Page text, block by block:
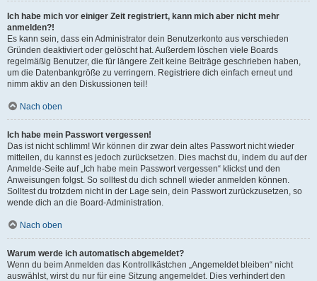
Ich habe mich vor einiger Zeit registriert, kann mich aber nicht mehr
anmelden?!
Es kann sein, dass ein Administrator dein Benutzerkonto aus verschieden
Gründen deaktiviert oder gelöscht hat. Außerdem löschen viele Boards
regelmäßig Benutzer, die für längere Zeit keine Beiträge geschrieben haben,
um die Datenbankgröße zu verringern. Registriere dich einfach erneut und
nimm aktiv an den Diskussionen teil!
Nach oben
Ich habe mein Passwort vergessen!
Das ist nicht schlimm! Wir können dir zwar dein altes Passwort nicht wieder
mitteilen, du kannst es jedoch zurücksetzen. Dies machst du, indem du auf der
Anmelde-Seite auf „Ich habe mein Passwort vergessen“ klickst und den
Anweisungen folgst. So solltest du dich schnell wieder anmelden können.
Solltest du trotzdem nicht in der Lage sein, dein Passwort zurückzusetzen, so
wende dich an die Board-Administration.
Nach oben
Warum werde ich automatisch abgemeldet?
Wenn du beim Anmelden das Kontrollkästchen „Angemeldet bleiben“ nicht
auswählst, wirst du nur für eine Sitzung angemeldet. Dies verhindert den